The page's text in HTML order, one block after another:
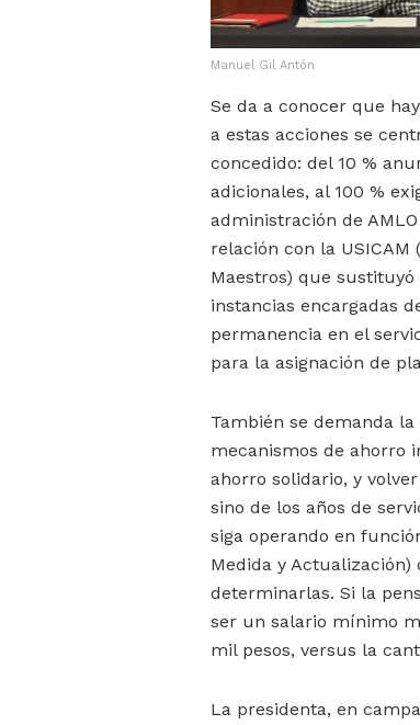
Manuel Gil Antón
Se da a conocer que
a estas acciones se
concedido: del 10 %
adicionales, al 100 %
administración de
relación con la
Maestros) que sustituyó
instancias encargadas
permanencia en el
para la asignación de
También se demanda
mecanismos de ahorro
ahorro solidario, y
sino de los años de
siga operando en
Medida y
determinarlas. Si la
ser un salario mínimo
mil pesos, versus la
La presidenta, en